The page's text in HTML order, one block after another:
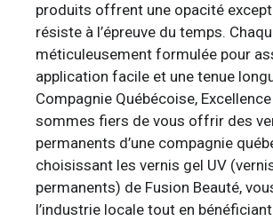
produits offrent une opacité
résiste à l’épreuve du temps.
méticuleusement formulée pour
application facile et une tenue
Compagnie Québécoise,
sommes fiers de vous offrir des
permanents d’une compagnie
choisissant les vernis gel UV
permanents) de Fusion Beauté,
l’industrie locale tout en